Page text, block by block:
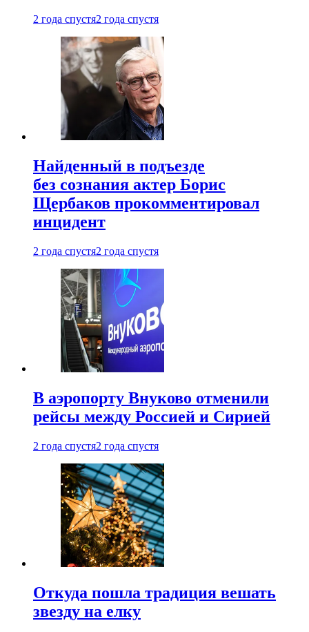
2 года спустя2 года спустя
Найденный в подъезде
без сознания актер Борис
Щербаков прокомментировал
инцидент
2 года спустя2 года спустя
В аэропорту Внуково отменили
рейсы между Россией и Сирией
2 года спустя2 года спустя
Откуда пошла традиция вешать
звезду на елку